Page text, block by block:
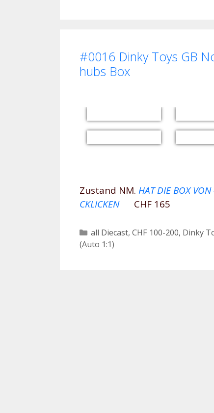
#0016 Dinky Toys GB
hubs Box
Zustand NM. HAT DIE BOX
CKLICKEN
CHF 165
Kategorien
all Diecast, CHF 100-200, Dinky
(Auto 1:1)